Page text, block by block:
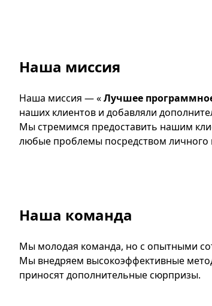
Наша миссия
Наша миссия — «Лучшее
наших клиентов и добавляли
Мы стремимся предоставить нашим
любые проблемы посредством
Наша команда
Мы молодая команда, но с опытными
Мы внедряем высокоэффективные
приносят дополнительные сюрпризы.